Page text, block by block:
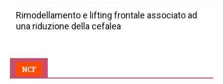
Rimodellamento e lifting frontale associato ad
una riduzione della cefalea
NCF